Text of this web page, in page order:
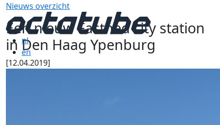
nl
en
Nieuws overzicht
Een nieuw Fastned city station
in Den Haag Ypenburg
[12.04.2019]